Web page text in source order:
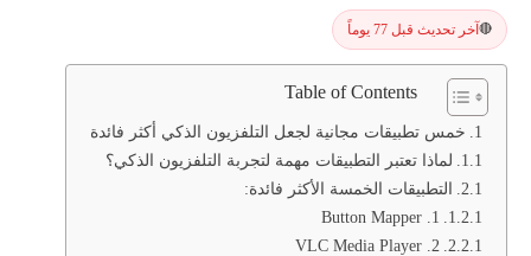
🔴آخر تحديث قبل 77 يوماً
Table of Contents
خمس تطبيقات مجانية لجعل التلفزيون الذكي أكثر فائدة
لماذا تعتبر التطبيقات مهمة لتجربة التلفزيون الذكي؟
التطبيقات الخمسة الأكثر فائدة:
1. Button Mapper
2. VLC Media Player